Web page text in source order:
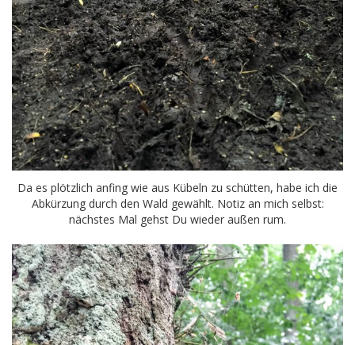
Da es plötzlich anfing wie aus Kübeln zu schütten, habe ich die
Abkürzung durch den Wald gewählt. Notiz an mich selbst:
nächstes Mal gehst Du wieder außen rum.